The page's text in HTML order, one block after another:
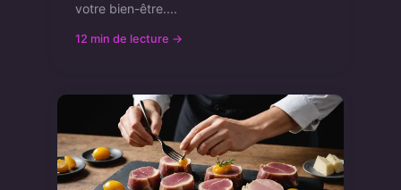
votre bien-être....
12 min de lecture →